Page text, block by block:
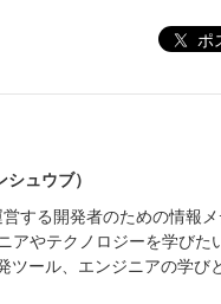
ポ
ュウブ）
する開発者のための情報
アやテクノロジーを学びた
ツール、エンジニアの学び